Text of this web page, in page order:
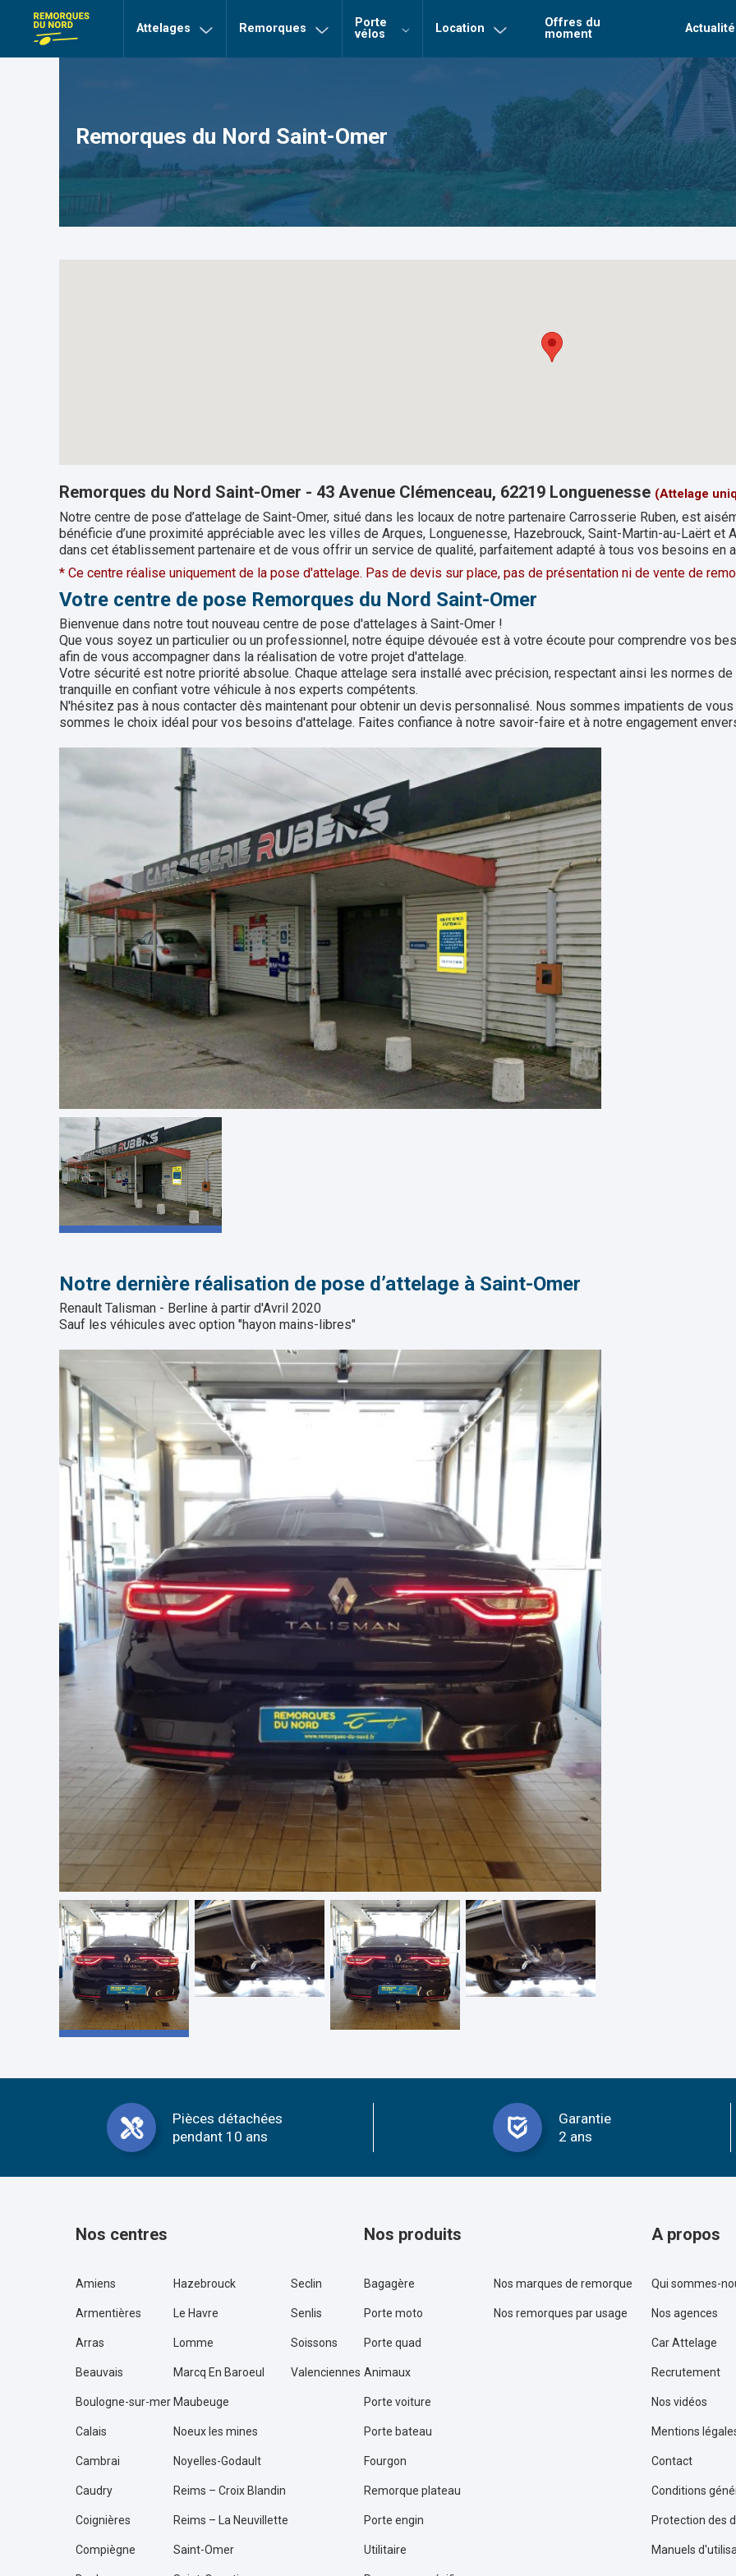
Remorques du nordAttelages Remorques
Porte
vélos
Location
Offres du
moment
Mot de
Connexion
Remorques du Nord Saint-Omer
Remorques du Nord Saint-Omer
Remorques du Nord Saint-Omer - 43 Avenue Clémenceau, 62219 Longuenesse (Attelage
Notre centre de pose d’attelage de Saint-Omer, situé dans les locaux de notre partenaire Carrosserie Ruben, est
bénéficie d’une proximité appréciable avec les villes de Arques, Longuenesse, Hazebrouck, Saint-Martin-au-Laërt
dans cet établissement partenaire et de vous offrir un service de qualité, parfaitement adapté à tous vos besoins en
* Ce centre réalise uniquement de la pose d'attelage. Pas de devis sur place, pas de présentation ni de vente de
Votre centre de pose Remorques du Nord Saint-Omer
Bienvenue dans notre tout nouveau centre de pose d'attelages à Saint-Omer !
Que vous soyez un particulier ou un professionnel, notre équipe dévouée est à votre écoute pour comprendre vos
afin de vous accompagner dans la réalisation de votre projet d'attelage.
Votre sécurité est notre priorité absolue. Chaque attelage sera installé avec précision, respectant ainsi les normes
tranquille en confiant votre véhicule à nos experts compétents.
N'hésitez pas à nous contacter dès maintenant pour obtenir un devis personnalisé. Nous sommes impatients de
sommes le choix idéal pour vos besoins d'attelage. Faites confiance à notre savoir-faire et à notre engagement
Notre dernière réalisation de pose d’attelage à Saint-Omer
Renault Talisman - Berline à partir d'Avril 2020
Sauf les véhicules avec option "hayon mains-libres"
Pièces détachées
pendant 10 ans
Garantie
2 ans
Nos centres
Amiens
Armentières
Arras
Beauvais
Boulogne-sur-mer
Calais
Cambrai
Caudry
Coignières
Compiègne
Hazebrouck
Le Havre
Lomme
Marcq En Baroeul
Maubeuge
Noeux les mines
Noyelles-Godault
Reims – Croix Blandin
Reims – La Neuvillette
Saint-Omer
Seclin
Senlis
Soissons
Valenciennes
Nos produits
Bagagère
Porte moto
Porte quad
Animaux
Porte voiture
Porte bateau
Fourgon
Remorque plateau
Porte engin
Utilitaire
Nos marques de remorque
Nos remorques par usage
A propos
Qui sommes-
Nos agences
Car Attelage
Recrutement
Nos vidéos
Mentions
Contact
Conditions
Protection des
Manuels